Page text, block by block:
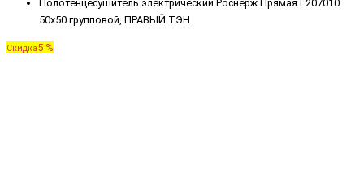
Полотенцесушитель электрический Роснерж Прямая L207010
50x50 групповой, ПРАВЫЙ ТЭН
Скидка5 %